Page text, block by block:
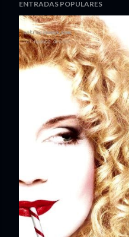
ENTRADAS POPULARES